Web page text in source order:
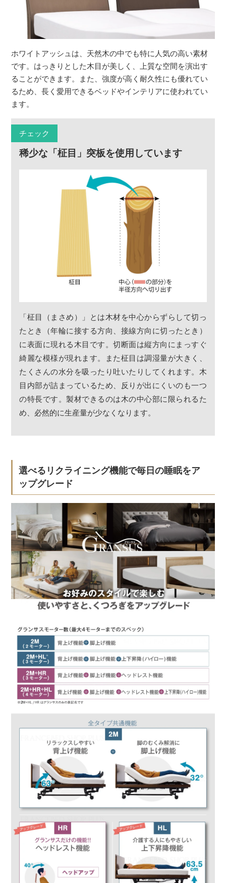
ホワイトアッシュは、天然木の中でも特に人気の高い素材
です。はっきりとした木目が美しく、上質な空間を演出す
ることができます。また、強度が高く耐久性にも優れてい
るため、長く愛用できるベッドやインテリアに使われてい
ます。
チェック
稀少な「柾目」突板を使用しています
「柾目（まさめ）」とは木材を中心からずらして切っ
たとき（年輪に接する方向、接線方向に切ったとき）
に表面に現れる木目です。切断面は縦方向にまっすぐ
綺麗な模様が現れます。また柾目は調湿量が大きく、
たくさんの水分を吸ったり吐いたりしてくれます。木
目内部が詰まっているため、反りが出にくいのも一つ
の特長です。製材できるのは木の中心部に限られるた
め、必然的に生産量が少なくなります。
選べるリクライニング機能で毎日の睡眠をア
ップグレード